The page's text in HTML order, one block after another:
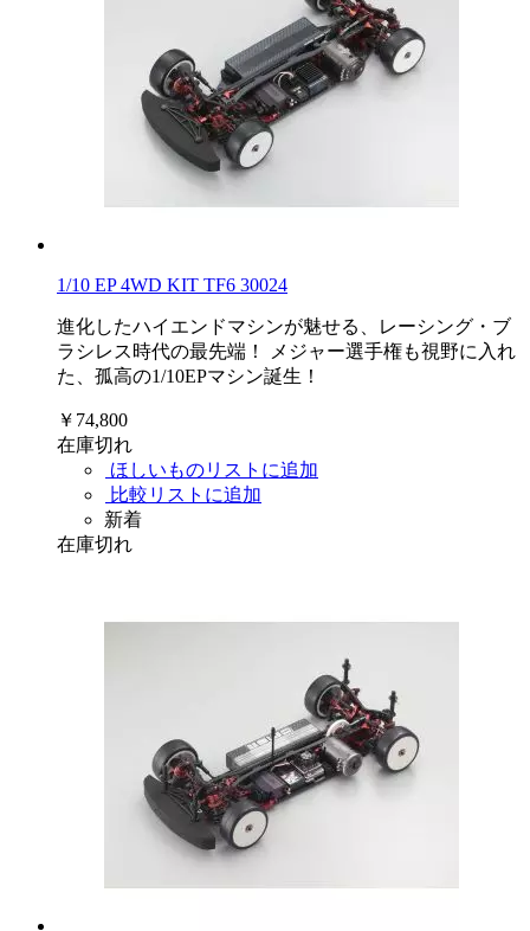
1/10 EP 4WD KIT TF6 30024
進化したハイエンドマシンが魅せる、レーシング・ブ
ラシレス時代の最先端！ メジャー選手権も視野に入れ
た、孤高の1/10EPマシン誕生！
￥74,800
在庫切れ
ほしいものリストに追加
比較リストに追加
新着
在庫切れ